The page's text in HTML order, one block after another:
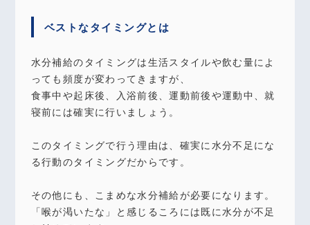
ベストなタイミングとは
水分補給のタイミングは生活スタイルや飲む量によ
っても頻度が変わってきますが、
食事中や起床後、入浴前後、運動前後や運動中、就
寝前には確実に行いましょう。
このタイミングで行う理由は、確実に水分不足にな
る行動のタイミングだからです。
その他にも、こまめな水分補給が必要になります。
「喉が渇いたな」と感じるころには既に水分が不足